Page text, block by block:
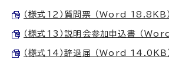
（様式12）質問票 （Word 18.8KB）
（様式13）説明会参加申込書 （
（様式14）辞退届 （Word 14.0KB